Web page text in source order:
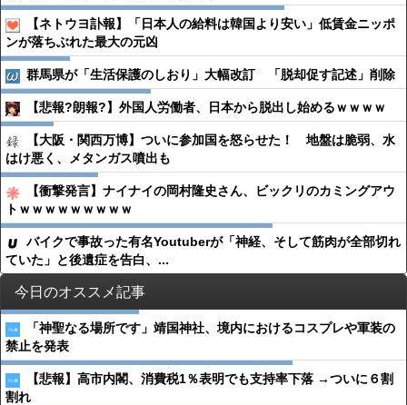
【ネトウヨ訃報】「日本人の給料は韓国より安い」低賃金ニッポ
ンが落ちぶれた最大の元凶
群馬県が「生活保護のしおり」大幅改訂 「脱却促す記述」削除
【悲報?朗報?】外国人労働者、日本から脱出し始めるｗｗｗｗ
【大阪・関西万博】ついに参加国を怒らせた！ 地盤は脆弱、水
はけ悪く、メタンガス噴出も
【衝撃発言】ナイナイの岡村隆史さん、ビックリのカミングアウ
トｗｗｗｗｗｗｗｗｗ
バイクで事故った有名Youtuberが「神経、そして筋肉が全部切れ
ていた」と後遺症を告白、...
今日のオススメ記事
「神聖なる場所です」靖国神社、境内におけるコスプレや軍装の
禁止を発表
【悲報】高市内閣、消費税1％表明でも支持率下落 →ついに６割
割れ